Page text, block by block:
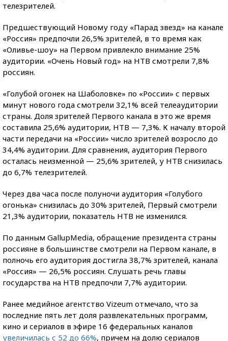
телезрителей.
Предшествующий Новому году «Парад звезд» на канале
«Россия» предпочли 26,5% зрителей, в то время как
«Оливье-шоу» на Первом привлекло внимание 25%
аудитории. «Очень Новый год» на НТВ смотрели 7,8%
россиян.
«Голубой огонек на Шаболовке» по «России» с первых
минут нового года смотрели 32,1% всей телеаудитории
страны. Доля зрителей Первого канала в это же время
составила 25,6% аудитории, НТВ — 7,3%. К началу второй
части передачи на «России» число зрителей возросло до
34,4% аудитории. Для сравнения, аудитория Первого
осталась неизменной — 25,6% зрителей, у НТВ снизилась
до 6,7% телезрителей.
Через два часа после полуночи аудитория «Голубого
огонька» снизилась до 30% зрителей, Первый смотрели
21,3% аудитории, показатель НТВ не изменился.
По данным GallupMedia, обращение президента страны
россияне в большинстве смотрели на Первом канале, в
полночь его аудитория достигла 38,7% зрителей, канала
«Россия» — 26,5% россиян. Слушать речь главы
государства на НТВ предпочли 7,7% аудитории.
Ранее медийное агентство Vizeum отмечало, что за
последние пять лет доля развлекательных программ,
кино и сериалов в эфире 16 федеральных каналов
увеличилась с 52 до 66%, причем на долю сериалов